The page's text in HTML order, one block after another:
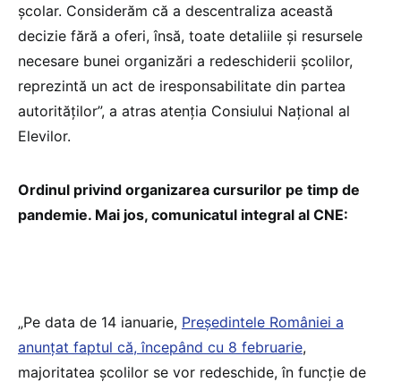
școlar. Considerăm că a descentraliza această
decizie fără a oferi, însă, toate detaliile și resursele
necesare bunei organizări a redeschiderii școlilor,
reprezintă un act de iresponsabilitate din partea
autorităților”, a atras atenția Consiului Național al
Elevilor.
Ordinul privind organizarea cursurilor pe timp de
pandemie. Mai jos, comunicatul integral al CNE:
„Pe data de 14 ianuarie, Președintele României a
anunțat faptul că, începând cu 8 februarie,
majoritatea școlilor se vor redeschide, în funcție de